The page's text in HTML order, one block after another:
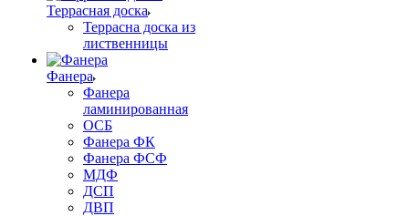
Террасная доска
Террасна доска из
лиственницы
Фанера
Фанера
ламинированная
ОСБ
Фанера ФК
Фанера ФСФ
МДФ
ДСП
ДВП